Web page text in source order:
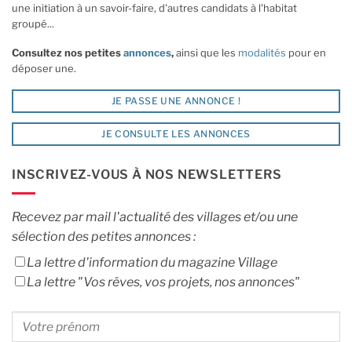
une initiation à un savoir-faire, d'autres candidats à l'habitat
groupé...
Consultez nos petitesannonces,ainsi que les modalités pour en
déposer une.
JE PASSE UNE ANNONCE !
JE CONSULTE LES ANNONCES
INSCRIVEZ-VOUS À NOS NEWSLETTERS
Recevez par mail l'actualité des villages et/ou une
sélection des petites annonces :
La lettre d'information du magazine Village
La lettre "Vos rêves, vos projets, nos annonces"